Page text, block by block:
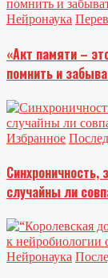
Нейронаука
«Акт памяти –
помнить и
Избранное
Синхроничность,
случайны ли
Нейронаука